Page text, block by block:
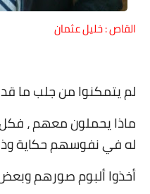
القاص : خليل عثمان
لم يتمكنوا من جلب ما
ماذا يحملون معهم ،
له في نفوسهم حكاية
أخذوا ألبوم صورهم وبعض